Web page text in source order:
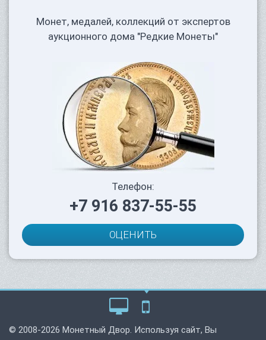
Монет, медалей, коллекций от экспертов
аукционного дома "Редкие Монеты"
Телефон:
+7 916 837-55-55
ОЦЕНИТЬ
© 2008-2026 Монетный Двор. Используя сайт, Вы